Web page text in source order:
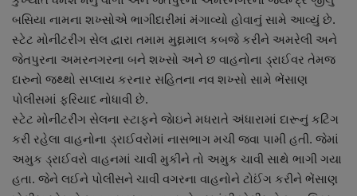
બસિયા નામના શખ્સોએ ભાગીદારીમાં મંગાવ્યો હોવાનું સામે આવ્યું છે.
સ્ટેટ મોનીટરીંગ સેલ દ્વારા તમામ મુદ્દામાલ કબજે કરીને અમરેલી અને
જેતપુરના અમરનગરના બને શખ્સો અને છ વાહનોના ડ્રાઈવર તેમજ
દારુનો જથ્થો સપ્લાય કરનાર સહિતના નવ શખ્સો સામે ભેંસાણ
પોલીસમાં ફરિયાદ નોધાવી છે.
સ્ટેટ મોનીટરીંગ સેલના સ્ટાફને જાેઇને મધરાતે અંધારામાં દારૂનું કટિંગ
કરી રહેલા વાહનોના ડ્રાઈવરોમાં નાસભાગ મચી જવા પામી હતી. જેમાં
અમુક ડ્રાઈવરો વાહનમાં ચાવી મુકીને તો અમુક ચાવી સાથે ભાગી ગયા
હતા. જેને લઈને પોલીસને ચાવી વગરના વાહનોને ટોઈંગ કરીને ભેંસાણ